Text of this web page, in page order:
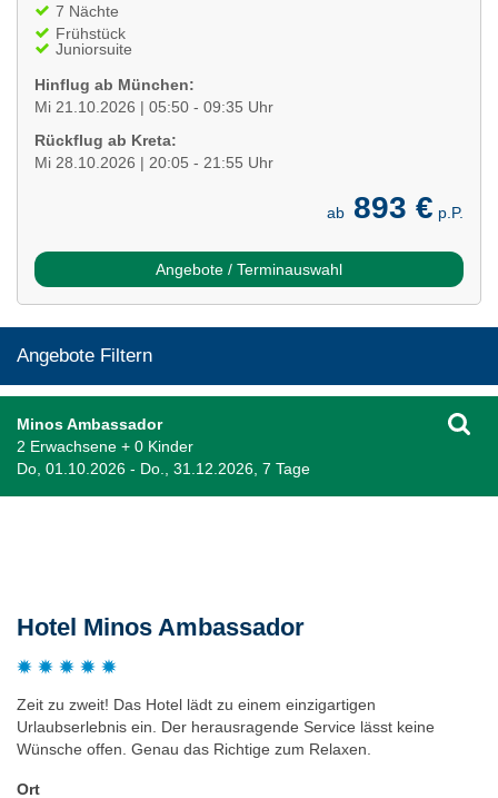
7 Nächte
Frühstück
Juniorsuite
Hinflug ab München:
Mi 21.10.2026 | 05:50 - 09:35 Uhr
Rückflug ab Kreta:
Mi 28.10.2026 | 20:05 - 21:55 Uhr
ab 893 € p.P.
Angebote / Terminauswahl
Angebote Filtern
Minos Ambassador
2 Erwachsene + 0 Kinder
Do, 01.10.2026 - Do., 31.12.2026, 7 Tage
Hotel Minos Ambassador
Zeit zu zweit! Das Hotel lädt zu einem einzigartigen
Urlaubserlebnis ein. Der herausragende Service lässt keine
Wünsche offen. Genau das Richtige zum Relaxen.
Ort